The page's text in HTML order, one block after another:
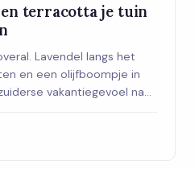
terracotta je tuin
Lavendel langs het
en een olijfboompje in
vakantiegevoel naar